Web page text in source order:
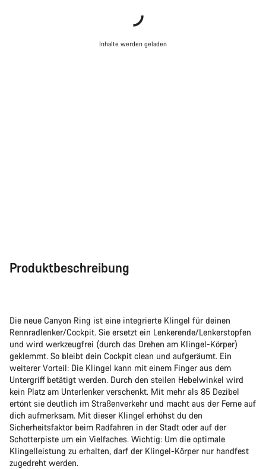
Inhalte werden geladen
Produktbeschreibung
Die neue Canyon Ring ist eine integrierte Klingel für deinen
Rennradlenker/Cockpit. Sie ersetzt ein Lenkerende/Lenkerstopfen
und wird werkzeugfrei (durch das Drehen am Klingel-Körper)
geklemmt. So bleibt dein Cockpit clean und aufgeräumt. Ein
weiterer Vorteil: Die Klingel kann mit einem Finger aus dem
Untergriff betätigt werden. Durch den steilen Hebelwinkel wird
kein Platz am Unterlenker verschenkt. Mit mehr als 85 Dezibel
ertönt sie deutlich im Straßenverkehr und macht aus der Ferne auf
dich aufmerksam. Mit dieser Klingel erhöhst du den
Sicherheitsfaktor beim Radfahren in der Stadt oder auf der
Schotterpiste um ein Vielfaches. Wichtig: Um die optimale
Klingelleistung zu erhalten, darf der Klingel-Körper nur handfest
zugedreht werden.